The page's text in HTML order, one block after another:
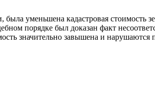
уменьшена кадастровая стоимость
порядке был доказан факт
значительно завышена и нарушаются